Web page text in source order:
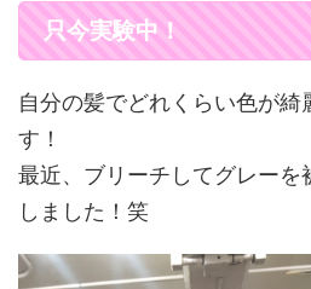
只今実験中！
自分の髪でどれくらい色が
す！
最近、ブリーチしてグレーを
しました！笑